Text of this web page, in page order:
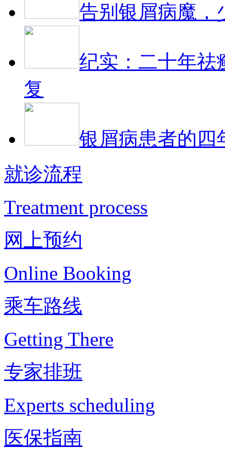
告别银屑病魔，
纪实：二十年祛
复
银屑病患者的四
就诊流程
Treatment process
网上预约
Online Booking
乘车路线
Getting There
专家排班
Experts scheduling
医保指南